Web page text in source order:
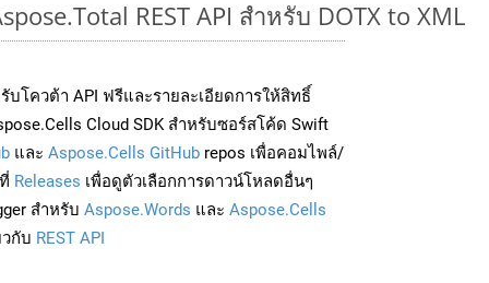
REST API สำหรับ DOTX to XML
รับโควต้า API ฟรีและรายละเอียดการให้สิทธิ์
Cloud SDK สำหรับซอร์สโค้ด Swift
และ Aspose.Cells GitHub repos เพื่อคอมไพล์/
Releases เพื่อดูตัวเลือกการดาวน์โหลดอื่นๆ
สำหรับ Aspose.Words และ Aspose.Cells
กับ REST API